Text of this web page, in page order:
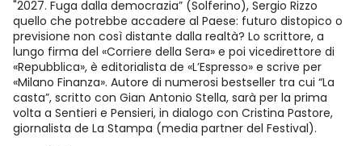
"2027. Fuga dalla democrazia” (Solferino), Sergio Rizzo
quello che potrebbe accadere al Paese: futuro distopico o
previsione non così distante dalla realtà? Lo scrittore, a
lungo firma del «Corriere della Sera» e poi vicedirettore di
«Repubblica», è editorialista de «L’Espresso» e scrive per
«Milano Finanza». Autore di numerosi bestseller tra cui “La
casta”, scritto con Gian Antonio Stella, sarà per la prima
volta a Sentieri e Pensieri, in dialogo con Cristina Pastore,
giornalista de La Stampa (media partner del Festival).